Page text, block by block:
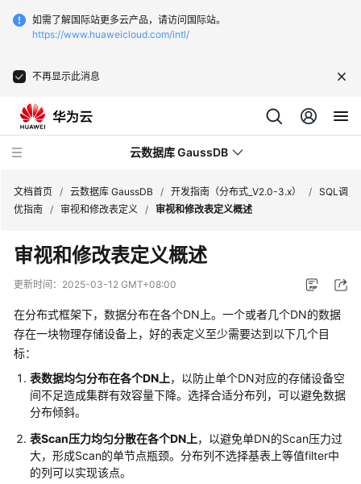
如需了解国际站更多云产品，请访问国际站。
https://www.huaweicloud.com/intl/
不再显示此消息
云数据库 GaussDB
最
新
动
服
告
品
介
绍
文档首页 / 云数据库 GaussDB / 开发指南（分布式_V2.0-3.x） / SQL调
优指南 / 审视和修改表定义 / 审视和修改表定义概述
审视和修改表定义概述
更新时间： 2025-03-12 GMT+08:00
在分布式框架下，数据分布在各个DN 上。一个或者几个DN的数据
存在一块物理存储设备上，好的表定义至少需要达到以下几个目
标：
表数据均匀分布在各个DN 上，以防止单个DN对应的存储设备空
间不足造成集群有效容量下降。选择合适分布列，可以避免数据
分布倾斜。
表Scan压力均匀分散在各个DN 上，以避免单DN的Scan压力过
大，形成Scan的单节点瓶颈。分布列不选择基表上等值filter中
的列可以实现该点。